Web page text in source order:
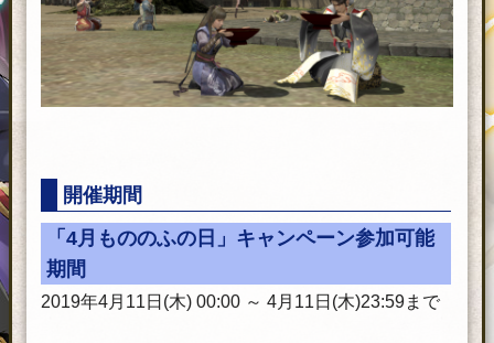
開催期間
「4月もののふの日」キャンペーン参加可能
期間
2019年4月11日(木) 00:00 ～ 4月11日(木)23:59まで